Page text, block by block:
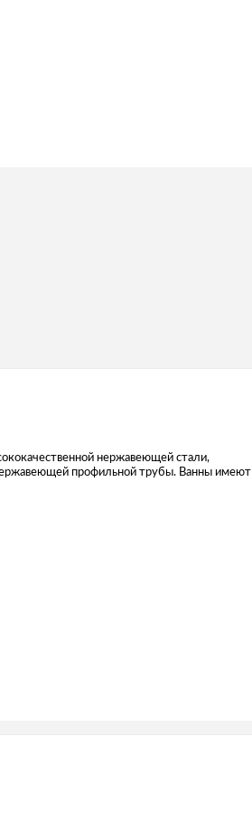
нержавеющей стали,
профильной трубы. Ванны имеют